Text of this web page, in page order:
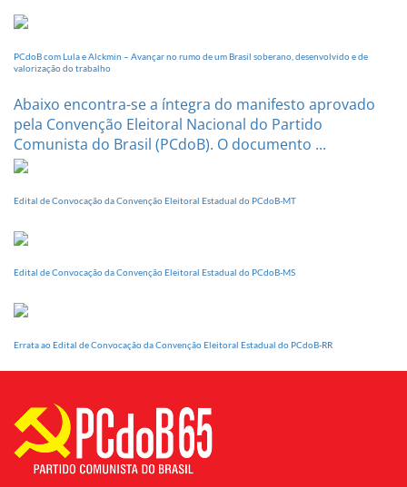
PCdoB com Lula e Alckmin – Avançar no rumo de um Brasil soberano, desenvolvido e de
valorização do trabalho
Abaixo encontra-se a íntegra do manifesto aprovado
pela Convenção Eleitoral Nacional do Partido
Comunista do Brasil (PCdoB). O documento ...
Edital de Convocação da Convenção Eleitoral Estadual do PCdoB-MT
Edital de Convocação da Convenção Eleitoral Estadual do PCdoB-MS
Errata ao Edital de Convocação da Convenção Eleitoral Estadual do PCdoB-RR